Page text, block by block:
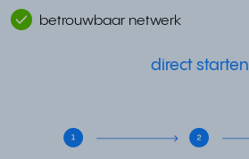
betrouwbaar netwerk
direct starten